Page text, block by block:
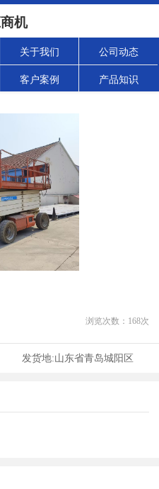
机
关于我们 公司动态
客户案例 产品知识
浏览次数： 168次
发货地:山东省青岛城阳区